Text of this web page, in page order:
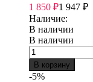
1 850 ₽1 947 ₽
Наличие:
В наличии
В наличии
В корзину
-5%